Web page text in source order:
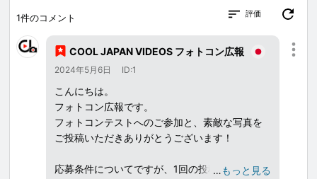
1件のコメント 評価
COOL JAPAN VIDEOS フォトコン広報
2024年5月6日 ID:1
こんにちは。
フォトコン広報です。
フォトコンテストへのご参加と、素敵な写真を
ご投稿いただきありがとうございます！
応募条件についてですが、1回の投稿で1枚の応
…もっと見る